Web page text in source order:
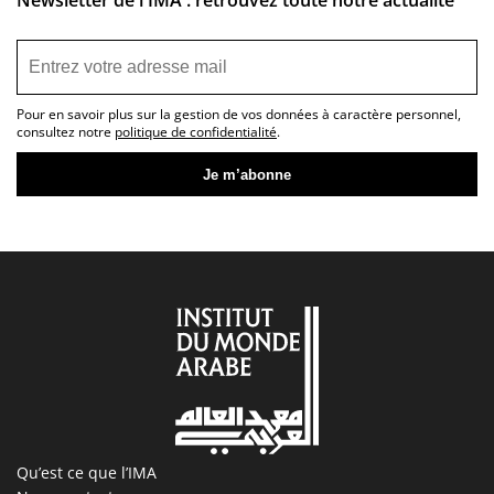
Pour en savoir plus sur la gestion de vos données à caractère personnel,
consultez notre politique de confidentialité.
Qu’est ce que l’IMA